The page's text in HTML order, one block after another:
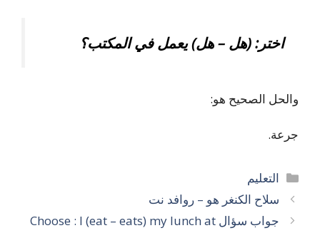
اختر: (هل – هل) يعمل في المكتب؟
والحل الصحيح هو:
جرعة.
التصنيفات
التعليم
سلاح الكنغر هو – روافد نت
جواب سؤال Choose : I (eat – eats) my lunch at